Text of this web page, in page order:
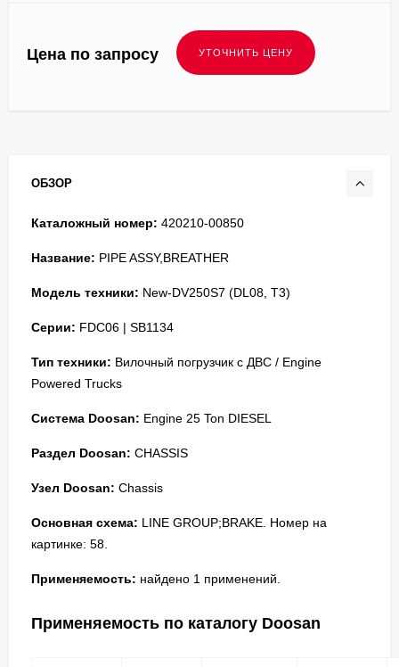
Цена по запросу
ОБЗОР
Каталожный номер: 420210-00850
Название: PIPE ASSY,BREATHER
Модель техники: New-DV250S7 (DL08, T3)
Серии: FDC06 | SB1134
Тип техники: Вилочный погрузчик с ДВС / Engine
Powered Trucks
Система Doosan: Engine 25 Ton DIESEL
Раздел Doosan: CHASSIS
Узел Doosan: Chassis
Основная схема: LINE GROUP;BRAKE. Номер на
картинке: 58.
Применяемость: найдено 1 применений.
Применяемость по каталогу Doosan